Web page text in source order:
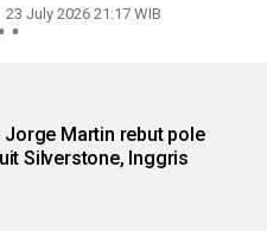
23 July 2026 21:17 WIB
Jorge Martin rebut pole
di Sirkuit Silverstone, Inggris